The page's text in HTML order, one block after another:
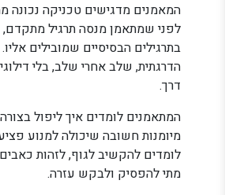
המאמנים מדגישים טכניקה נכונה
לפני שמתאמן מנסה תרגיל מתקדם,
בתרגילים הבסיסיים שמובילים
הדרגתית, שלב אחרי שלב, בלי
דרך.
המתאמנים לומדים איך ליפול
מיומנות חשובה שיכולה למנוע
לומדים להקשיב לגוף, לזהות
מתי להפסיק ולבקש עזרה.